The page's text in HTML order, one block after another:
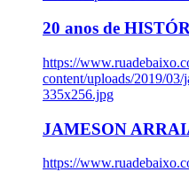
20 anos de
https://
content/uploads/2019/03/
335x256.jpg
JAMESON
https://